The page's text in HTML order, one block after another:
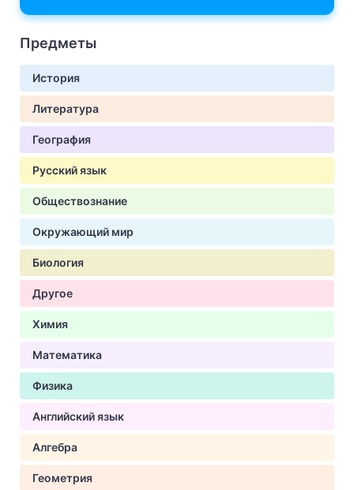
Предметы
История
Литература
География
Русский язык
Обществознание
Окружающий мир
Биология
Другое
Химия
Математика
Физика
Английский язык
Алгебра
Геометрия